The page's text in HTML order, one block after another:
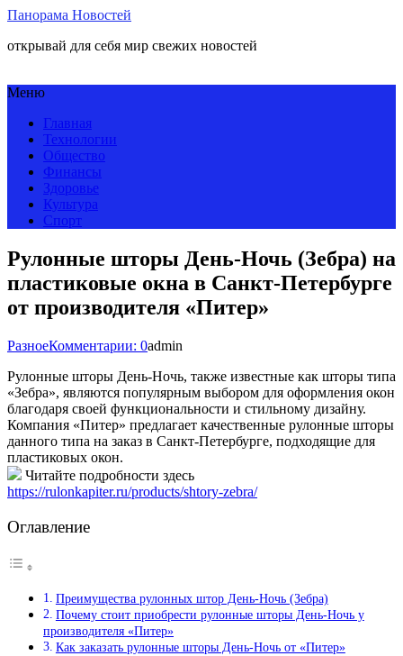
Панорама Новостей
открывай для себя мир свежих новостей
Меню
Главная
Технологии
Общество
Финансы
Здоровье
Культура
Спорт
Рулонные шторы День-Ночь (Зебра) на
пластиковые окна в Санкт-Петербурге
от производителя «Питер»
РазноеКомментарии: 0admin
Рулонные шторы День-Ночь, также известные как шторы типа
«Зебра», являются популярным выбором для оформления окон
благодаря своей функциональности и стильному дизайну.
Компания «Питер» предлагает качественные рулонные шторы
данного типа на заказ в Санкт-Петербурге, подходящие для
пластиковых окон.
Читайте подробности здесь
https://rulonkapiter.ru/products/shtory-zebra/
Оглавление
Преимущества рулонных штор День-Ночь (Зебра)
Почему стоит приобрести рулонные шторы День-Ночь у
производителя «Питер»
Как заказать рулонные шторы День-Ночь от «Питер»